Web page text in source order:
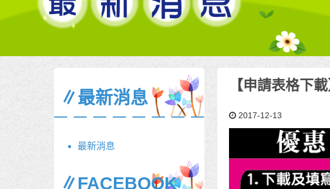
∥最新消息
最新消息
∥FACEBOOK
【申請表格下
2017-12-13